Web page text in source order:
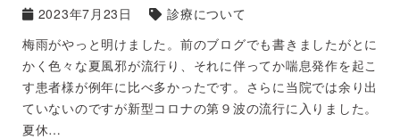
2023年7月23日
診療について
梅雨がやっと明けました。前のブログでも書きましたがとに
かく色々な夏風邪が流行り、それに伴ってか喘息発作を起こ
す患者様が例年に比べ多かったです。さらに当院では余り出
ていないのですが新型コロナの第９波の流行に入りました。
夏休…